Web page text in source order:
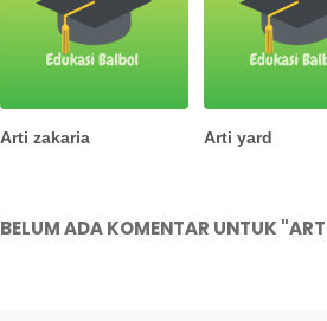
Arti zakaria Arti yard
BELUM ADA KOMENTAR UNTUK